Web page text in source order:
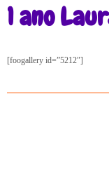
1 ano
[foogallery id=”5212″]